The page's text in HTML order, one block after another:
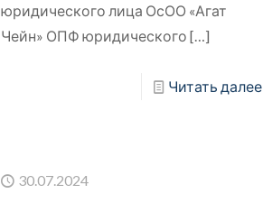
юридического лица ОсОО «Агат
Чейн» ОПФ юридического […]
Читать далее
30.07.2024